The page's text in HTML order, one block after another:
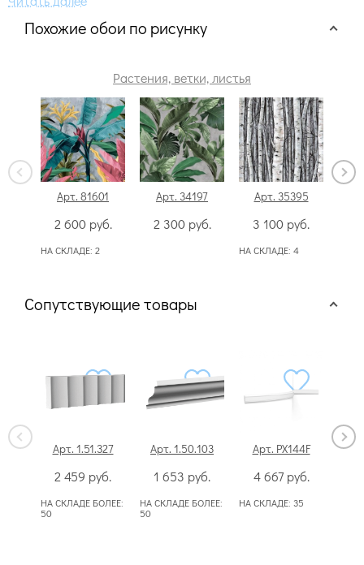
Похожие обои по рисунку
Растения, ветки, листья
Арт. 81601
2 600 руб.
НА СКЛАДЕ: 2
Арт. 34197
2 300 руб.
Арт. 35395
3 100 руб.
НА СКЛАДЕ: 4
Сопутствующие товары
Арт. 1.51.327
2 459 руб.
НА СКЛАДЕ БОЛЕЕ:
50
Арт. 1.50.103
1 653 руб.
НА СКЛАДЕ БОЛЕЕ:
50
Арт. PX144F
4 667руб.
НА СКЛАДЕ: 35
Арт.